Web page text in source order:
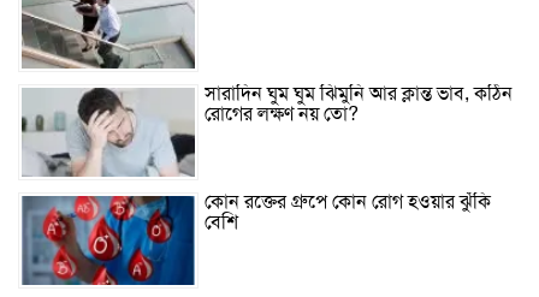
সারাদিন ঘুম ঘুম ঝিমুনি আর ক্লান্ত ভাব, কঠিন
রোগের লক্ষণ নয় তো?
কোন রক্তের গ্রুপে কোন রোগ হওয়ার ঝুঁকি
বেশি